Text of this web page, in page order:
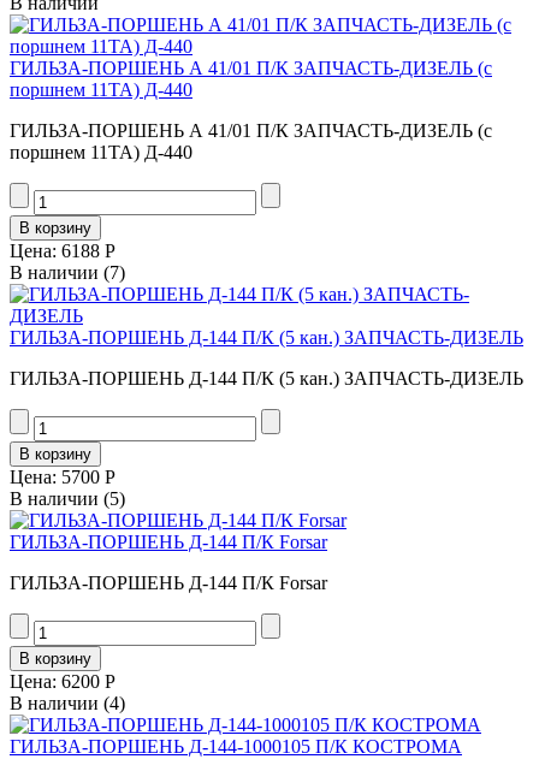
ГИЛЬЗА-ПОРШЕНЬ А 41/01 П/К ЗАПЧАСТЬ-ДИЗЕЛЬ (с
поршнем 11ТА) Д-440
ГИЛЬЗА-ПОРШЕНЬ А 41/01 П/К ЗАПЧАСТЬ-ДИЗЕЛЬ (с
поршнем 11ТА) Д-440
Цена: 6188 Р
В наличии (7)
ГИЛЬЗА-ПОРШЕНЬ Д-144 П/К (5 кан.) ЗАПЧАСТЬ-ДИЗЕЛЬ
ГИЛЬЗА-ПОРШЕНЬ Д-144 П/К (5 кан.) ЗАПЧАСТЬ-ДИЗЕЛЬ
Цена: 5700 Р
В наличии (5)
ГИЛЬЗА-ПОРШЕНЬ Д-144 П/К Forsar
ГИЛЬЗА-ПОРШЕНЬ Д-144 П/К Forsar
Цена: 6200 Р
В наличии (4)
ГИЛЬЗА-ПОРШЕНЬ Д-144-1000105 П/К КОСТРОМА